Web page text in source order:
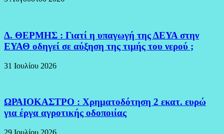
Δ. ΘΕΡΜΗΣ : Γιατί η υπαγωγή της ΔΕΥΑ στην
ΕΥΑΘ οδηγεί σε αύξηση της τιμής του νερού ;
31 Ιουλίου 2026
ΩΡΑΙΟΚΑΣΤΡΟ : Χρηματοδότηση 2 εκατ. ευρώ
για έργα αγροτικής οδοποιίας
29 Ιουλίου 2026